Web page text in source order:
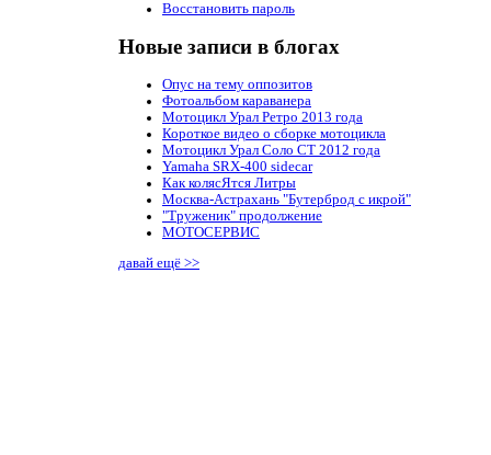
Восстановить пароль
Новые записи в блогах
Опус на тему оппозитов
Фотоальбом караванера
Мотоцикл Урал Ретро 2013 года
Короткое видео о сборке мотоцикла
Мотоцикл Урал Соло СТ 2012 года
Yamaha SRX-400 sidecar
Как колясЯтся Литры
Москва-Астрахань "Бутерброд с икрой"
"Труженик" продолжение
МОТОСЕРВИС
давай ещё >>